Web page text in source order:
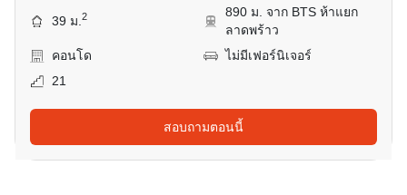
39 ม.2
890 ม. จาก BTS ห้าแยก
ลาดพร้าว
คอนโด
ไม่มีเฟอร์นิเจอร์
21
สอบถามตอนนี้